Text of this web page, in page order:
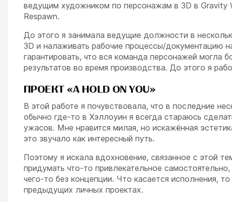
ведущим художником по персонажам в 3D в Gravity
Respawn.
До этого я занимала ведущие должности в
3D и налаживать рабочие процессы/документацию
гарантировать, что вся команда персонажей могла
результатов во время производства. До этого я
ПРОЕКТ «A HOLD ON YOU»
В этой работе я почувствовала, что в последние
обычно где-то в Хэллоуин я всегда стараюсь
ужасов. Мне нравится милая, но искажённая
это звучало как интересный путь.
Поэтому я искала вдохновение, связанное с этой
придумать что-то привлекательное
чего-то без концепции. Что касается исполнения,
предыдущих личных проектах.